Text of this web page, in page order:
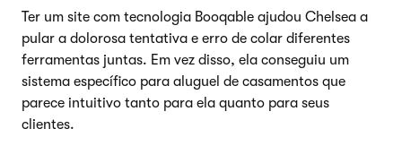
Ter um site com tecnologia Booqable ajudou Chelsea a
pular a dolorosa tentativa e erro de colar diferentes
ferramentas juntas. Em vez disso, ela conseguiu um
sistema específico para aluguel de casamentos que
parece intuitivo tanto para ela quanto para seus
clientes.